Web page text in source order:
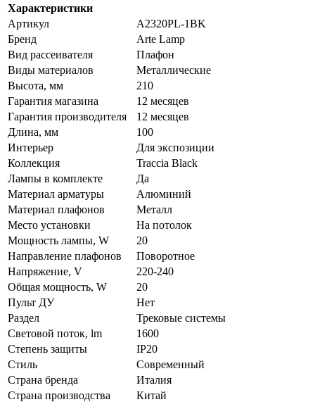
Характеристики
Артикул
A2320PL-1BK
Бренд
Arte Lamp
Вид рассеивателя
Плафон
Виды материалов
Металлические
Высота, мм
210
Гарантия магазина
12 месяцев
Гарантия производителя
12 месяцев
Длина, мм
100
Интерьер
Для экспозиции
Коллекция
Traccia Black
Лампы в комплекте
Да
Материал арматуры
Алюминий
Материал плафонов
Металл
Место установки
На потолок
Мощность лампы, W
20
Направление плафонов
Поворотное
Напряжение, V
220-240
Общая мощность, W
20
Пульт ДУ
Нет
Раздел
Трековые системы
Световой поток, lm
1600
Степень защиты
IP20
Стиль
Современный
Страна бренда
Италия
Страна производства
Китай